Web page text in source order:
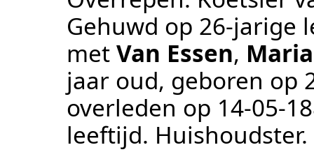
Gehuwd op 26-jarige
metVan Essen,
jaar oud, geboren op
overleden op
leeftijd. Huishoudster.